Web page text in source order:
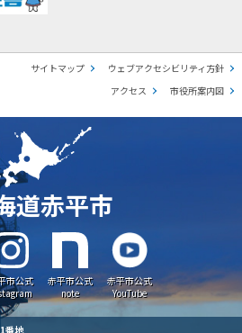
サイトマップ
ウェブアクセシビリティ方針
アクセス
市役所案内図
道赤平市
市公式
赤平市公式
note
赤平市公式
YouTube
番地